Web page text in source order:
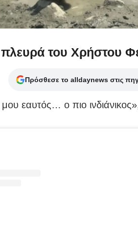
του Χρήστου
Πρόσθεσε το alldaynews στις
εαυτός… ο πιο